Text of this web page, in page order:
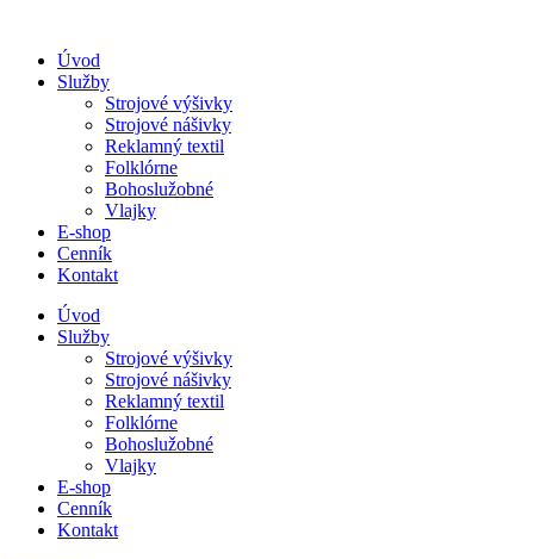
Úvod
Služby
Strojové výšivky
Strojové nášivky
Reklamný textil
Folklórne
Bohoslužobné
Vlajky
E-shop
Cenník
Kontakt
Úvod
Služby
Strojové výšivky
Strojové nášivky
Reklamný textil
Folklórne
Bohoslužobné
Vlajky
E-shop
Cenník
Kontakt